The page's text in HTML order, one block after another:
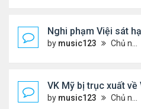
Nghi phạm Việi sát
by music123 Chủ nhật Tháng 8 02, 2026 6:14 pm
VK Mỹ bị trục xuất về
by music123 Chủ nhật Tháng 6 21, 2026 7:33 pm